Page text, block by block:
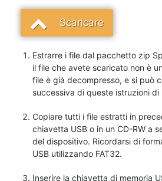
Scaricare
Estrarre i file dal pacchetto zip
il file che avete scaricato non è
file è già decompresso, e si può
successiva di queste istruzioni di
Copiare tutti i file estratti in
chiavetta USB o in un CD-RW a
del dispositivo. Ricordarsi di
USB utilizzando FAT32.
Inserire la chiavetta di memoria